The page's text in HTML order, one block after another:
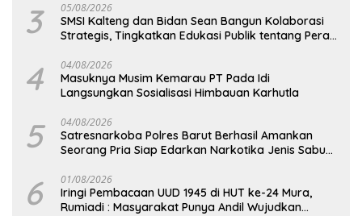
3 05/08/2026
SMSI Kalteng dan Bidan Sean Bangun Kolaborasi
Strategis, Tingkatkan Edukasi Publik tentang Peran
4 04/08/2026
Masuknya Musim Kemarau PT Pada Idi
Langsungkan Sosialisasi Himbauan Karhutla
5 04/08/2026
Satresnarkoba Polres Barut Berhasil Amankan
Seorang Pria Siap Edarkan Narkotika Jenis Sabu
6 01/08/2026
Iringi Pembacaan UUD 1945 di HUT ke-24 Mura,
Rumiadi : Masyarakat Punya Andil Wujudkan